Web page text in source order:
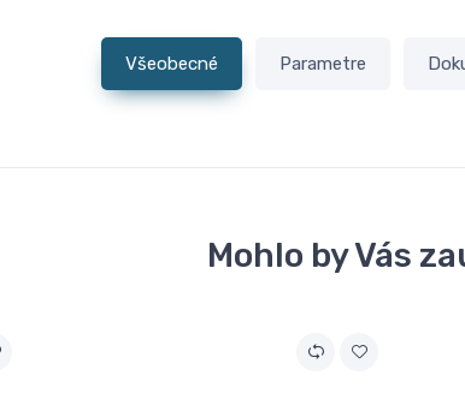
Všeobecné Parametre
Mohlo by Vás